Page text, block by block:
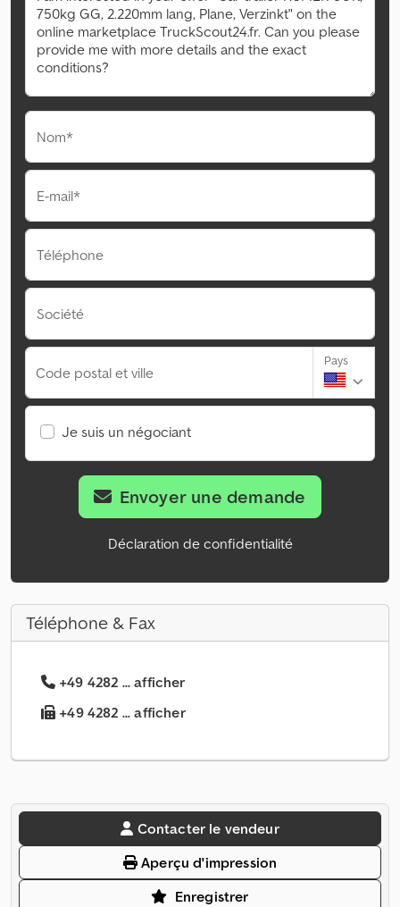
Nom*
E-mail*
Téléphone
Société
Code postal et ville
Pays
Je suis un négociant
Envoyer une demande
Déclaration de confidentialité
Téléphone & Fax
+49 4282 ... afficher
+49 4282 ... afficher
Contacter le vendeur
Aperçu d'impression
Enregistrer